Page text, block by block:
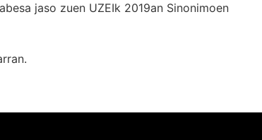
jaso zuen UZEIk 2019an Sinonimoen